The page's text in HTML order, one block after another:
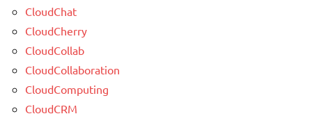
CloudChat
CloudCherry
CloudCollab
CloudCollaboration
CloudComputing
CloudCRM